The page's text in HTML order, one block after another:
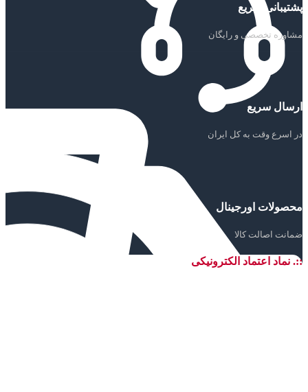
پشتیبانی سریع
مشاوره تخصصی و رایگان
ارسال سریع
در اسرع وقت به کل ایران
محصولات اورجینال
ضمانت اصالت کالا
::. نماد اعتماد الکترونیکی